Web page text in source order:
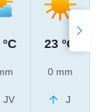
JV
23 °C
0 mm
J